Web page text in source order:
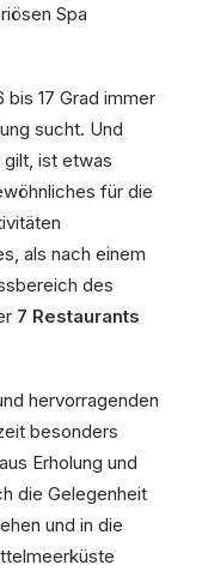
Spa
bis 17 Grad immer
sucht. Und
ist etwas
für die
als nach einem
des
7 Restaurants
hervorragenden
besonders
Erholung und
die Gelegenheit
und in die